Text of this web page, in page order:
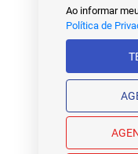
Ao informar
Política de